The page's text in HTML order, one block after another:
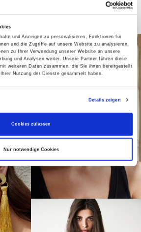
und Anzeigen zu personalisieren, Funktionen für
und die Zugriffe auf unsere Website zu analysieren.
zu Ihrer Verwendung unserer Website an unsere
und Analysen weiter. Unsere Partner führen diese
weiteren Daten zusammen, die Sie ihnen bereitgestellt
Nutzung der Dienste gesammelt haben.
Details zeigen
Cookies zulassen
Nur notwendige Cookies